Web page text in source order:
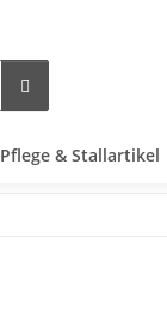
Pflege & Stallartikel